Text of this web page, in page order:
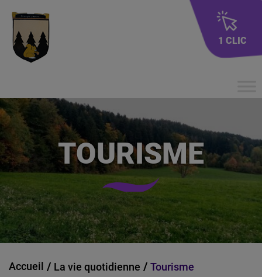
1 CLIC
TOURISME
Accueil La vie quotidienne Tourisme